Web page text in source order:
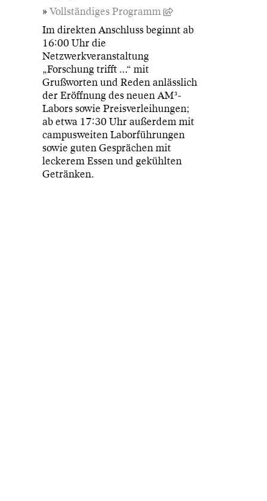
»Vollständiges Programm
Im direkten Anschluss beginnt ab
16:00 Uhr die
Netzwerkveranstaltung
„Forschung trifft …“ mit
Grußworten und Reden anlässlich
der Eröffnung des neuen AM³-
Labors sowie Preisverleihungen;
ab etwa 17:30 Uhr außerdem mit
campusweiten Laborführungen
sowie guten Gesprächen mit
leckerem Essen und gekühlten
Getränken.